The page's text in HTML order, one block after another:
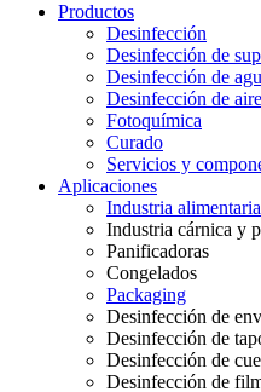
Productos
Desinfección
Desinfección de
Desinfección de
Desinfección de aire
Fotoquímica
Curado
Servicios y
Aplicaciones
Industria alimentaria
Industria cárnica y
Panificadoras
Congelados
Packaging
Desinfección de
Desinfección de
Desinfección de
Desinfección de